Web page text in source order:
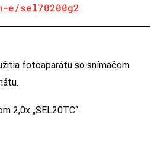
sel70200g2
fotoaparátu so snímačom
2,0x „SEL20TC“.